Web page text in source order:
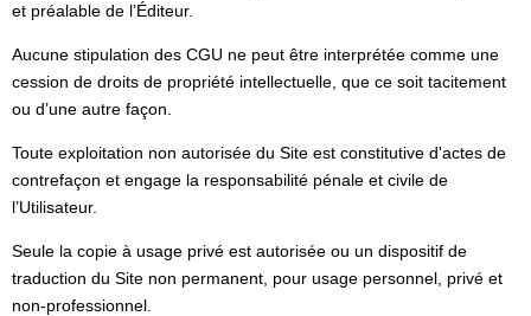
et préalable de l’Éditeur.
Aucune stipulation des CGU ne peut être interprétée comme une
cession de droits de propriété intellectuelle, que ce soit tacitement
ou d’une autre façon.
Toute exploitation non autorisée du Site est constitutive d'actes de
contrefaçon et engage la responsabilité pénale et civile de
l’Utilisateur.
Seule la copie à usage privé est autorisée ou un dispositif de
traduction du Site non permanent, pour usage personnel, privé et
non-professionnel.